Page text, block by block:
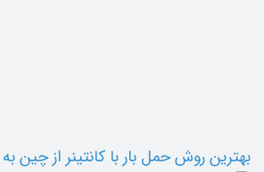
بهترین روش حمل بار با کانتینر از چین به